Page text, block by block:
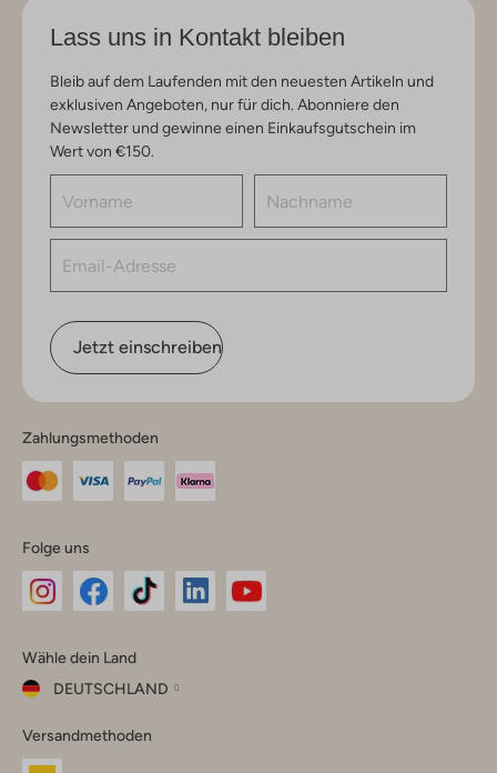
Lass uns in Kontakt bleiben
Bleib auf dem Laufenden mit den neuesten Artikeln und
exklusiven Angeboten, nur für dich. Abonniere den
Newsletter und gewinne einen Einkaufsgutschein im
Wert von €150.
Jetzt einschreiben
Zahlungsmethoden
Folge uns
Instagram
Facebook
TikTok
Wähle dein Land
DEUTSCHLAND
dein
Land
Versandmethoden